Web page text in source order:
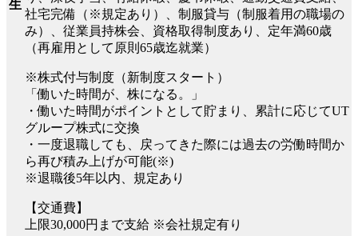
生
社宅完備（※規定あり）、制服貸与（制服着用の職場の
み）、従業員持株会、資格取得制度あり、定年満60歳
（再雇用として原則65歳迄就業）
※株式付与制度（新制度スタート）
「働いた時間が、株になる。」
・働いた時間がポイントとして貯まり、累計に応じてUT
グループ株式に交換
・一度退職しても、戻ってきた際には過去の労働時間か
ら再び積み上げが可能(※)
※退職後5年以内、規定あり
【交通費】
上限30,000円まで支給 ※会社規定有り